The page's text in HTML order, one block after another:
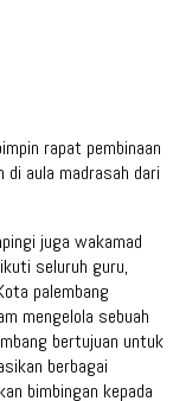
rapat pembinaan
aula madrasah dari
juga wakamad
seluruh guru,
palembang
mengelola sebuah
bertujuan untuk
berbagai
bimbingan kepada